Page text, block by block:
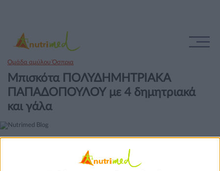
Ομάδα αμύλου Όσπρια
Μπισκότα ΠΟΛΥΔΗΜΗΤΡΙΑΚΑ
ΠΑΠΑΔΟΠΟΥΛΟΥ με 4 δημητριακά
και γάλα